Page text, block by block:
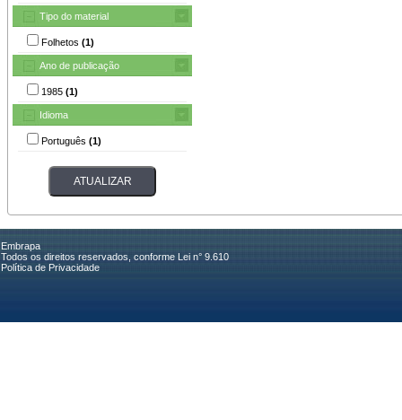
Tipo do material
Folhetos (1)
Ano de publicação
1985 (1)
Idioma
Português (1)
Embrapa
Todos os direitos reservados, conforme Lei n° 9.610
Política de Privacidade